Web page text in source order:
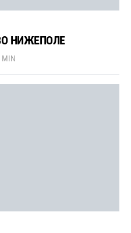
НИЖЕПОЛЕ
MIN